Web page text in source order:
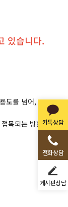
카톡상담
전화상담
게시판상담
있습니다.
도를 넘어,
목되는 방향으로